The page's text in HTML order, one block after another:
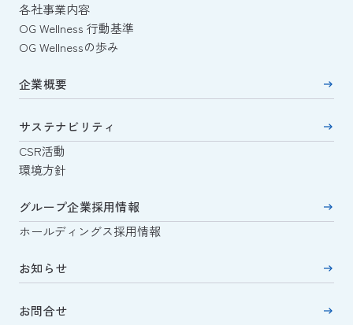
各社事業内容
OG Wellness 行動基準
OG Wellnessの歩み
企業概要
サステナビリティ
CSR活動
環境方針
グループ企業採用情報
ホールディングス採用情報
お知らせ
お問合せ